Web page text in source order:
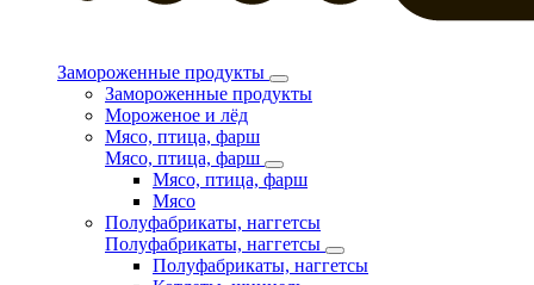
Замороженные продукты
Замороженные продукты
Мороженое и лёд
Мясо, птица, фарш
Мясо, птица, фарш
Мясо, птица, фарш
Мясо
Полуфабрикаты, наггетсы
Полуфабрикаты, наггетсы
Полуфабрикаты, наггетсы